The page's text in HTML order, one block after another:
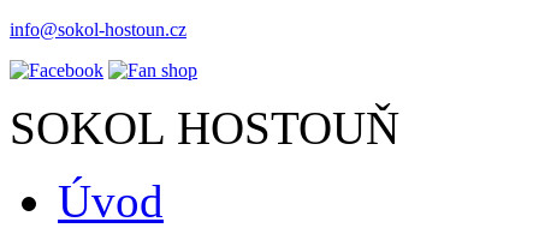
info@sokol-hostoun.cz
SOKOL HOSTOUŇ
Úvod